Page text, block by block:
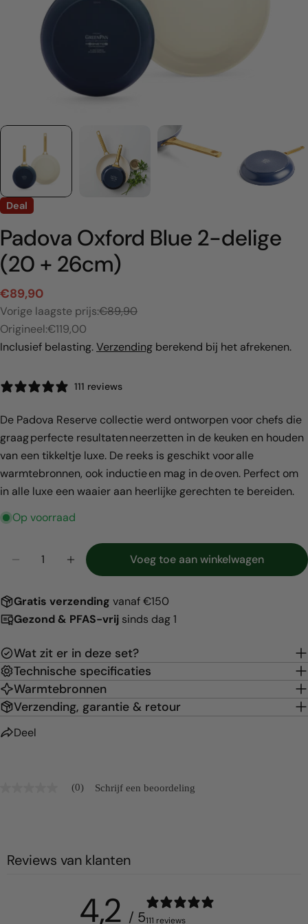
Deal
Padova Oxford Blue 2-delige
(20 + 26cm)
Verkoopprijs
€89,90
Vorige laagste prijs:€89,90
Origineel:€119,00
Inclusief belasting.Verzending berekend bij het afrekenen.
111 reviews
De Padova Reserve collectie werd ontworpen voor chefs die
graag perfecte resultaten neerzetten in de keuken en houden
van een tikkeltje luxe. De reeks is geschikt voor alle
warmtebronnen, ook inductie en mag in de oven. Perfect om
in alle luxe een waaier aan heerlijke gerechten te bereiden.
Op voorraad
Aantal verlagen voor Padova Oxford Blue 2-
Verhoog het aantal voor Padova Oxford
Voeg toe aan winkelwagen
Gratis verzending vanaf €150
Gezond & PFAS-vrij sinds dag 1
Wat zit er in deze set?
Technische specificaties
Warmtebronnen
Verzending, garantie & retour
Deel
Deel dit product
Kopiëren
van
5.
beoordelingen
Dezelfde
(0) Schrijf een beoordeling
Reviews van klanten
4,2 / 5111 reviews